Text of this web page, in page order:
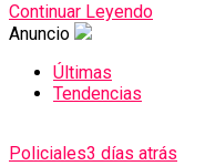
Continuar Leyendo
Anuncio
Últimas
Tendencias
Policiales3 días atrás